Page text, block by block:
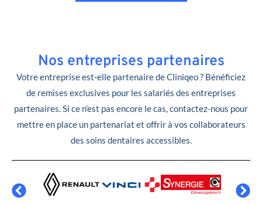
Nos entreprises partenaires
Votre entreprise est-elle partenaire de Cliniqeo ? Bénéficiez
de remises exclusives pour les salariés des entreprises
partenaires. Si ce n’est pas encore le cas, contactez-nous pour
mettre en place un partenariat et offrir à vos collaborateurs
des soins dentaires accessibles.